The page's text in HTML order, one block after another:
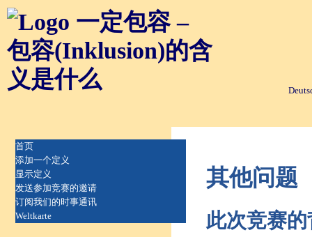
首页
添加一个定义
显示定义
发送参加竞赛的邀请
订阅我们的时事通讯
Weltkarte
其他问题
此次竞赛